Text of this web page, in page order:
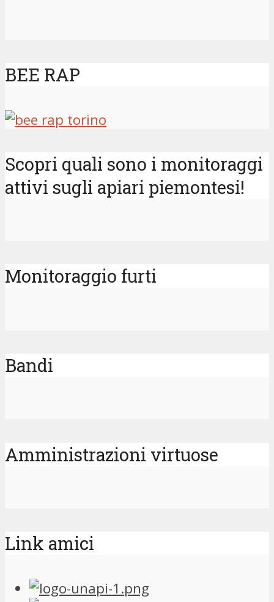
BEE RAP
Scopri quali sono i monitoraggi
attivi sugli apiari piemontesi!
Monitoraggio furti
Bandi
Amministrazioni virtuose
Link amici